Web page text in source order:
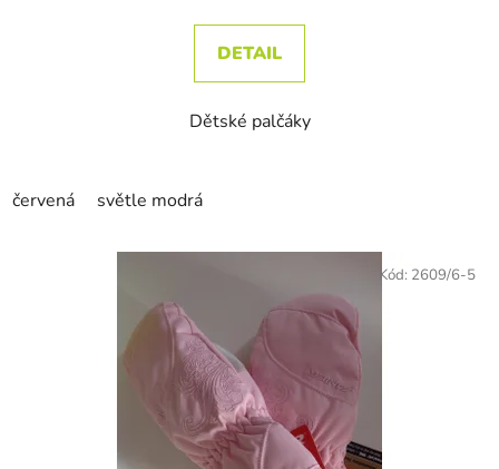
DETAIL
Dětské palčáky
červená světle modrá
Kód: 2609/6-5